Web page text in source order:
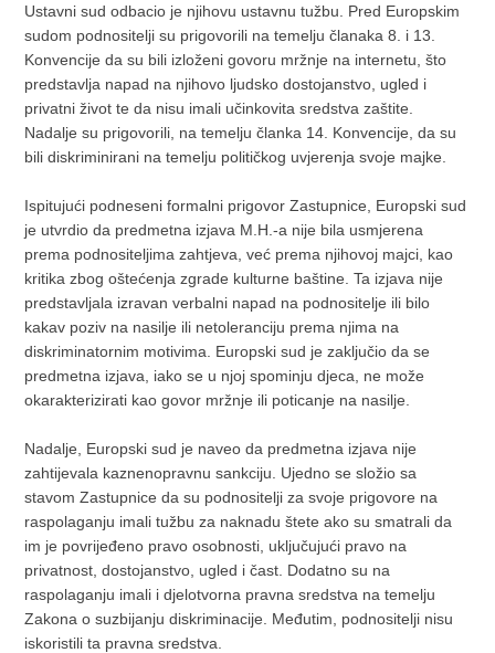
Ustavni sud odbacio je njihovu ustavnu tužbu. Pred Europskim
sudom podnositelji su prigovorili na temelju članaka 8. i 13.
Konvencije da su bili izloženi govoru mržnje na internetu, što
predstavlja napad na njihovo ljudsko dostojanstvo, ugled i
privatni život te da nisu imali učinkovita sredstva zaštite.
Nadalje su prigovorili, na temelju članka 14. Konvencije, da su
bili diskriminirani na temelju političkog uvjerenja svoje majke.
Ispitujući podneseni formalni prigovor Zastupnice, Europski sud
je utvrdio da predmetna izjava M.H.-a nije bila usmjerena
prema podnositeljima zahtjeva, već prema njihovoj majci, kao
kritika zbog oštećenja zgrade kulturne baštine. Ta izjava nije
predstavljala izravan verbalni napad na podnositelje ili bilo
kakav poziv na nasilje ili netoleranciju prema njima na
diskriminatornim motivima. Europski sud je zaključio da se
predmetna izjava, iako se u njoj spominju djeca, ne može
okarakterizirati kao govor mržnje ili poticanje na nasilje.
Nadalje, Europski sud je naveo da predmetna izjava nije
zahtijevala kaznenopravnu sankciju. Ujedno se složio sa
stavom Zastupnice da su podnositelji za svoje prigovore na
raspolaganju imali tužbu za naknadu štete ako su smatrali da
im je povrijeđeno pravo osobnosti, uključujući pravo na
privatnost, dostojanstvo, ugled i čast. Dodatno su na
raspolaganju imali i djelotvorna pravna sredstva na temelju
Zakona o suzbijanju diskriminacije. Međutim, podnositelji nisu
iskoristili ta pravna sredstva.